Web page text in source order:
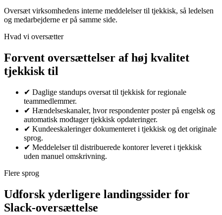
Oversæt virksomhedens interne meddelelser til tjekkisk, så ledelsen
og medarbejderne er på samme side.
Hvad vi oversætter
Forvent oversættelser af høj kvalitet
tjekkisk til
✔ Daglige standups oversat til tjekkisk for regionale
teammedlemmer.
✔ Hændelseskanaler, hvor respondenter poster på engelsk og
automatisk modtager tjekkisk opdateringer.
✔ Kundeeskaleringer dokumenteret i tjekkisk og det originale
sprog.
✔ Meddelelser til distribuerede kontorer leveret i tjekkisk
uden manuel omskrivning.
Flere sprog
Udforsk yderligere landingssider for
Slack-oversættelse